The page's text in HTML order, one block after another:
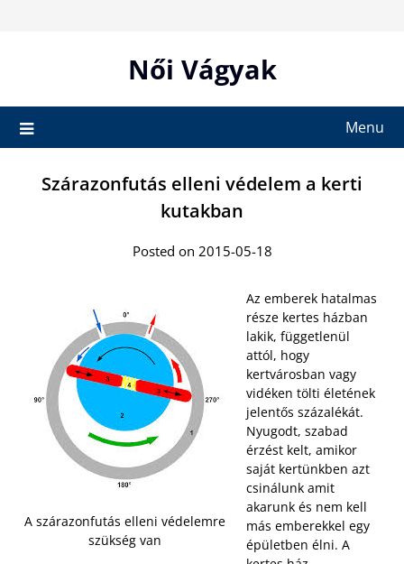
Női Vágyak
Menu
Szárazonfutás elleni védelem a kerti
kutakban
Posted on 2015-05-18
A szárazonfutás elleni védelemre
szükség van
Az emberek hatalmas
része kertes házban
lakik, függetlenül
attól, hogy
kertvárosban vagy
vidéken tölti életének
jelentős százalékát.
Nyugodt, szabad
érzést kelt, amikor
saját kertünkben azt
csinálunk amit
akarunk és nem kell
más emberekkel egy
épületben élni. A